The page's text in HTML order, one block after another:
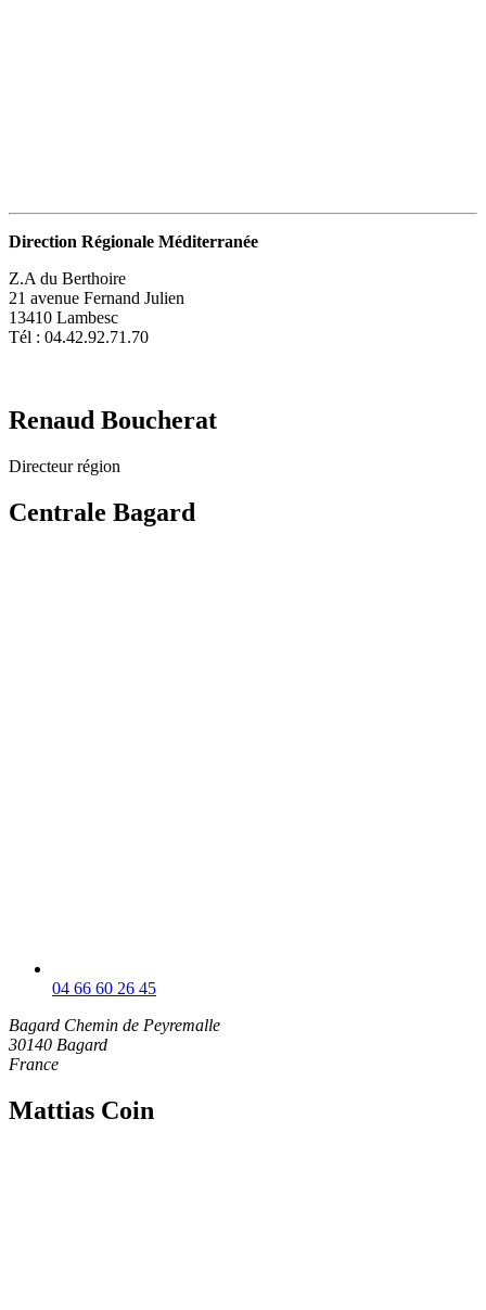
Direction Régionale Méditerranée
Z.A du Berthoire
21 avenue Fernand Julien
13410 Lambesc
Tél : 04.42.92.71.70
Renaud Boucherat
Directeur région
Centrale Bagard
04 66 60 26 45
Bagard Chemin de Peyremalle
30140 Bagard
France
Mattias Coin